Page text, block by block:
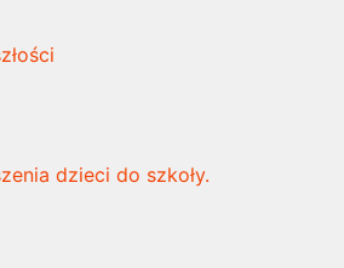
dzieci do szkoły.